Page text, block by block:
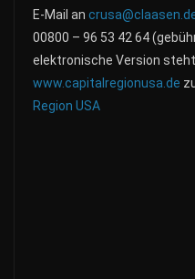
E-Mail an
00800 – 96 53 42 64
elektronische Version
www.capitalregionusa.de
Region USA